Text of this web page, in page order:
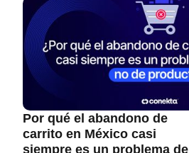
Por qué el abandono de
carrito en México casi
siempre es un problema de